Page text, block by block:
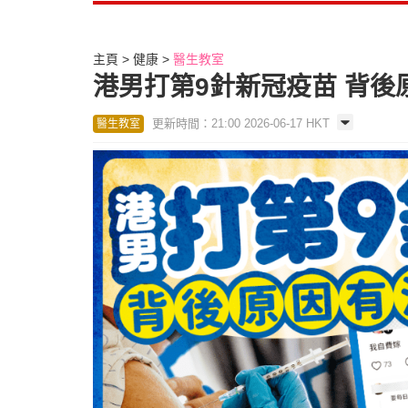
主頁 健康 醫生教室
港男打第9針新冠疫苗 背
醫生教室 更新時間：21:00 2026-06-17 HKT